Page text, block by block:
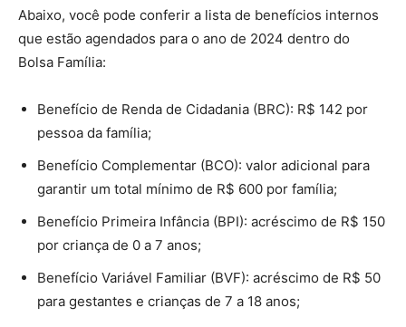
Abaixo, você pode conferir a lista de benefícios internos
que estão agendados para o ano de 2024 dentro do
Bolsa Família:
Benefício de Renda de Cidadania (BRC): R$ 142 por
pessoa da família;
Benefício Complementar (BCO): valor adicional para
garantir um total mínimo de R$ 600 por família;
Benefício Primeira Infância (BPI): acréscimo de R$ 150
por criança de 0 a 7 anos;
Benefício Variável Familiar (BVF): acréscimo de R$ 50
para gestantes e crianças de 7 a 18 anos;